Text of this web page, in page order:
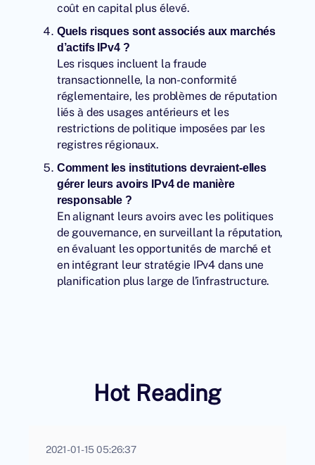
coût en capital plus élevé.
Quels risques sont associés aux marchés
d’actifs IPv4 ?
Les risques incluent la fraude
transactionnelle, la non-conformité
réglementaire, les problèmes de réputation
liés à des usages antérieurs et les
restrictions de politique imposées par les
registres régionaux.
Comment les institutions devraient-elles
gérer leurs avoirs IPv4 de manière
responsable ?
En alignant leurs avoirs avec les politiques
de gouvernance, en surveillant la réputation,
en évaluant les opportunités de marché et
en intégrant leur stratégie IPv4 dans une
planification plus large de l’infrastructure.
Hot Reading
2021-01-15 05:26:37